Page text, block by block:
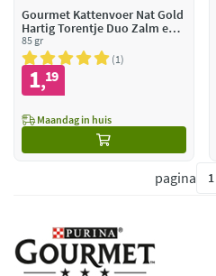
Gourmet Kattenvoer Nat Gold
Hartig Torentje Duo Zalm en
Koolvis
85 gr
1
1,19
Maandag in huis
pagina